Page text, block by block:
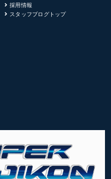
採用情報
スタッフブログトップ